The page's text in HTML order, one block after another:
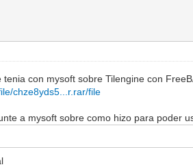
con mysoft sobre Tilengine con
chze8yds5...r.rar/file
a mysoft sobre como hizo para poder